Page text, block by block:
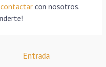
contactarcon nosotros.
Entrada